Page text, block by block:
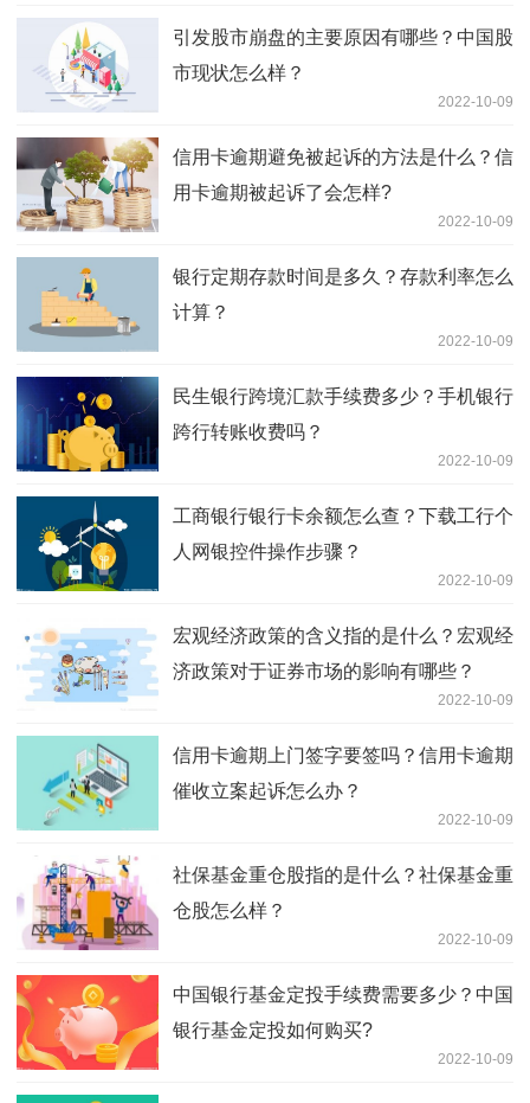
引发股市崩盘的主要原因有哪些？中国股
市现状怎么样？
2022-10-09
信用卡逾期避免被起诉的方法是什么？信
用卡逾期被起诉了会怎样?
2022-10-09
银行定期存款时间是多久？存款利率怎么
计算？
2022-10-09
民生银行跨境汇款手续费多少？手机银行
跨行转账收费吗？
2022-10-09
工商银行银行卡余额怎么查？下载工行个
人网银控件操作步骤？
2022-10-09
宏观经济政策的含义指的是什么？宏观经
济政策对于证券市场的影响有哪些？
2022-10-09
信用卡逾期上门签字要签吗？信用卡逾期
催收立案起诉怎么办？
2022-10-09
社保基金重仓股指的是什么？社保基金重
仓股怎么样？
2022-10-09
中国银行基金定投手续费需要多少？中国
银行基金定投如何购买?
2022-10-09